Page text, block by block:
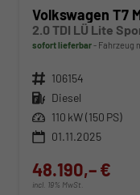
Volkswagen T7
2.0 TDI LÜ Lite
sofort lieferbar Fahrzeug
Fahrzeugnr. 106154
Kraftstoff Diesel
Leistung 110 kW (150 PS)
01.11.2025
48.190,– €
incl. 19% MwSt.